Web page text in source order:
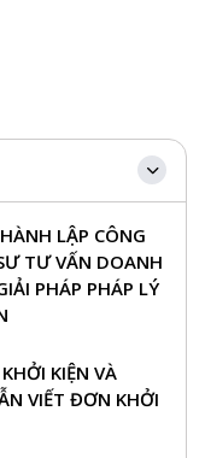
LẬP CÔNG
TƯ VẤN DOANH
PHÁP PHÁP LÝ
KIỆN VÀ
VIẾT ĐƠN KHỞI